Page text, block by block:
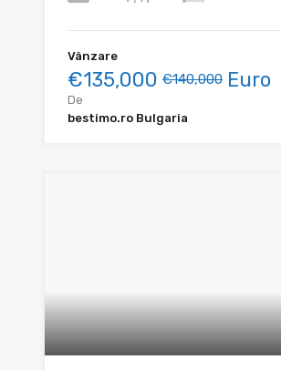
Vânzare
€135,000 €140,000 Euro
De
bestimo.ro Bulgaria